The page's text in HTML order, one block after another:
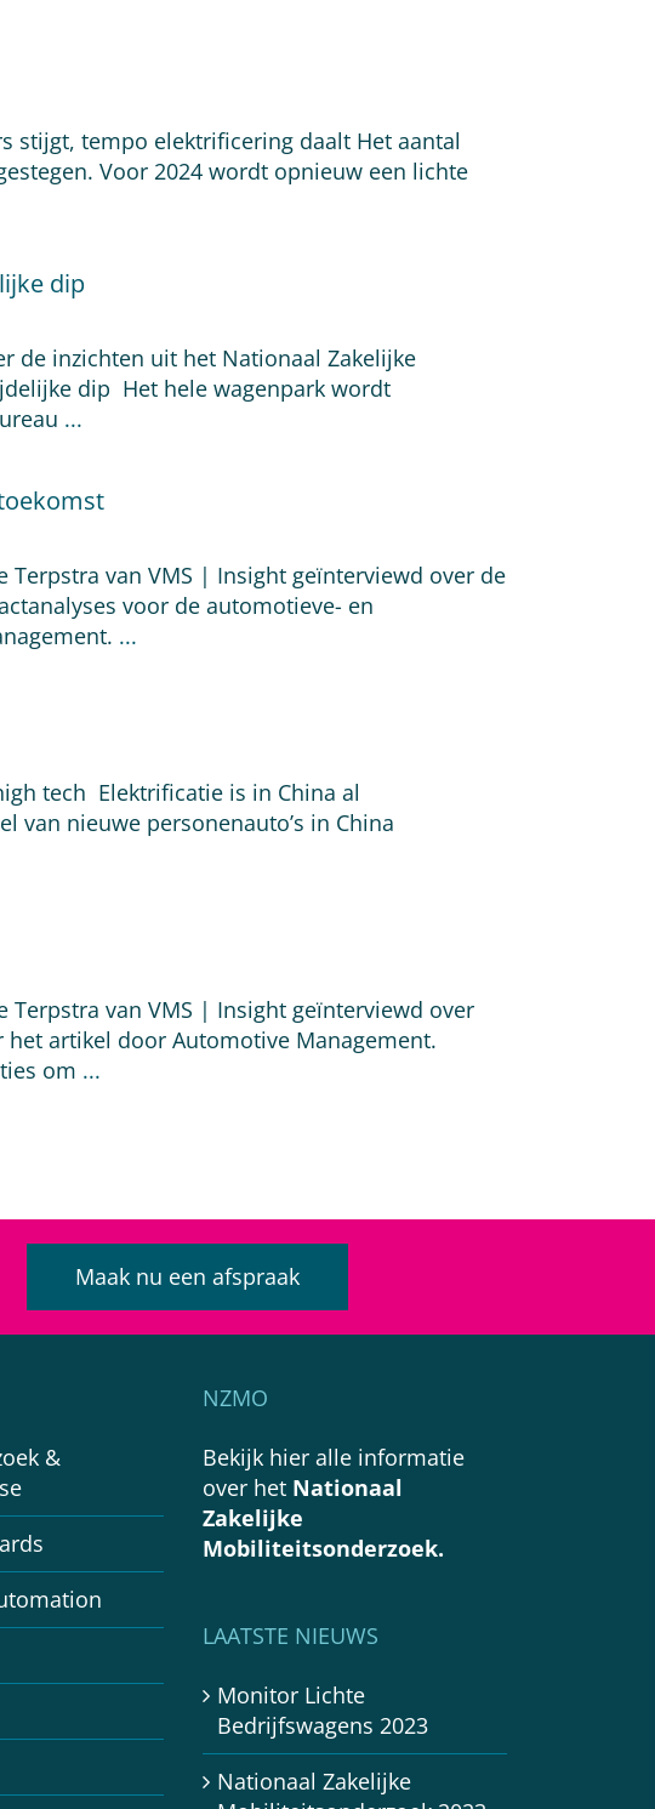
stijgt, tempo elektrificering daalt Het aantal
Voor 2024 wordt opnieuw een lichte
dip
de inzichten uit het Nationaal Zakelijke
dip Het hele wagenpark wordt
...
van VMS | Insight geïnterviewd over de
voor de automotieve- en
...
tech Elektrificatie is in China al
van nieuwe personenauto’s in China
van VMS | Insight geïnterviewd over
artikel door Automotive Management.
om ...
Maak nu een afspraak
&
NZMO
Bekijk hier alle informatie
over het Nationaal
Zakelijke
Mobiliteitsonderzoek.
LAATSTE NIEUWS
Monitor Lichte
Bedrijfswagens 2023
Nationaal Zakelijke